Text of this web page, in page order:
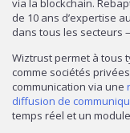
via la blockchain.
de 10 ans d’expertise
dans tous les secteurs
Wiztrust permet à tous
comme sociétés
communication via une
diffusion de
temps réel et un